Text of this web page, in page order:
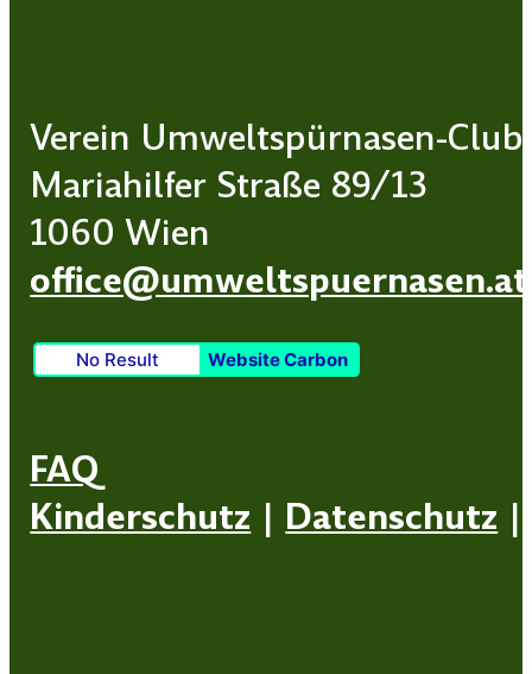
Verein Umweltspürnasen-Club
Mariahilfer Straße 89/13
1060 Wien
office@umweltspuernasen.at
No Result Website Carbon
FAQ
Kinderschutz | Datenschutz |